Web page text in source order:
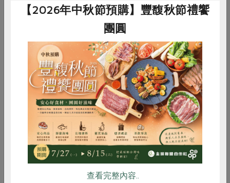
非基改學校午餐頻遭點名
基改食品。這與三年前臺灣一群關心學校午餐的志工家長
於九合一地方公職人員選舉期間，發起「校園午餐搞非
基」倡議並成功立法規範的行動跨洋相呼應。儘管這是一
項由公民、家長提出、深具民意基礎的學童食安要求，美
國貿易代表署仍基於自身經濟利益而連續兩年直接於貿易
障礙評估年度報告中，點名此項政策缺乏科學基礎，損及
美國貿易出口利益。顯示跨國農企業的壟斷和干預的黑手
伸入了國際貿易政策，未來可能以經貿外交的壓力逼迫臺
灣政府讓步。
惜食 RPET 食譜 減硝酸鹽
雞蛋 食安 共同購買
【2026年中秋節預購】豐馥秋節禮饗
團圓
查看完整內容..